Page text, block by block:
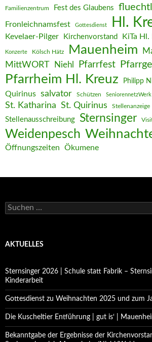
Familienzentrum Fest des Glaubens
Fronleichnamsfest Gottesdienst Hl.
Kevelaer-Pilger Kirchenvorstand KiTa
Konzerte Kölsch Hätz Mauenheim
MittWORT Niehl Pfarrfest
Pfarrheim Hl. Kreuz Philipp
Quirinus salvator Schützen SeniorennetzWerk
St. Katharina St. Quirinus Stellenanzeige
Stellenausschreibung Sternsinger
Weidenpesch
Öffnungszeiten Ökumene
Suchen
nach:
AKTUELLES
Sternsinger 2026 | Schule statt Fabrik –
Kinderarbeit
Gottesdienst zu Weihnachten 2025 und zum
Die Kuscheltier Entführung | gut is‘ |
Bekanntgabe der Ergebnisse der